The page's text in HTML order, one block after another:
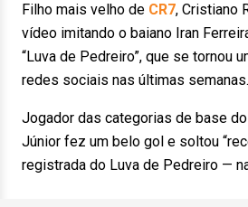
Filho mais velho de CR7, Cristiano
vídeo imitando o baiano Iran
“Luva de Pedreiro”, que se tornou
redes sociais nas últimas semanas.
Jogador das categorias de base
Júnior fez um belo gol e soltou
registrada do Luva de Pedreiro —